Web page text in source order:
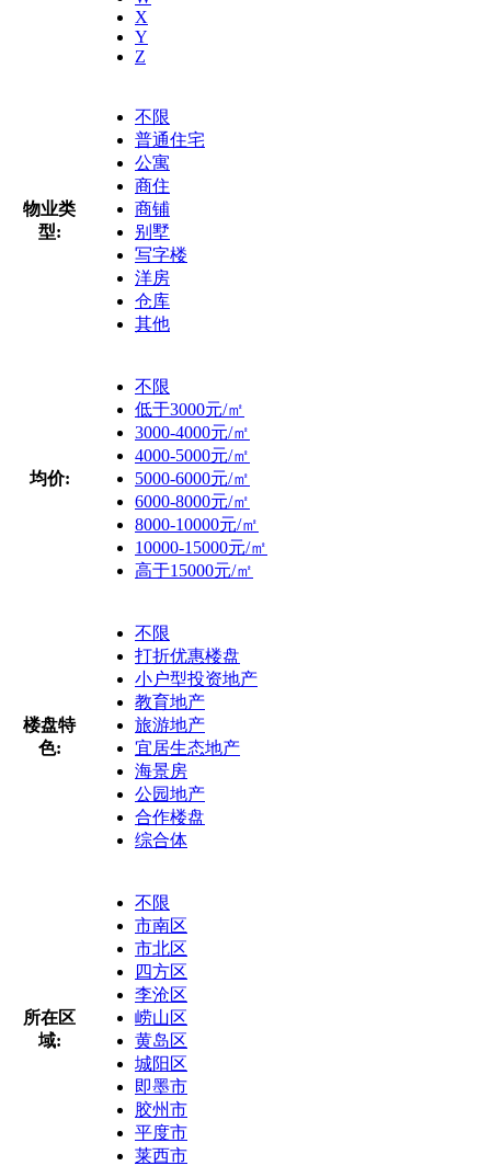
X
Y
Z
物业类
型:
不限
普通住宅
公寓
商住
商铺
别墅
写字楼
洋房
仓库
其他
均价:
不限
低于3000元/㎡
3000-4000元/㎡
4000-5000元/㎡
5000-6000元/㎡
6000-8000元/㎡
8000-10000元/㎡
10000-15000元/㎡
高于15000元/㎡
楼盘特
色:
不限
打折优惠楼盘
小户型投资地产
教育地产
旅游地产
宜居生态地产
海景房
公园地产
合作楼盘
综合体
所在区
域:
不限
市南区
市北区
四方区
李沧区
崂山区
黄岛区
城阳区
即墨市
胶州市
平度市
莱西市